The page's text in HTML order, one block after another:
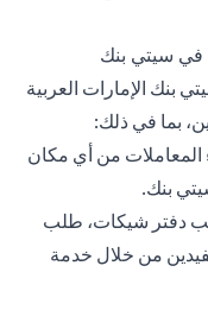
في سيتي بنك
بنك الإمارات العربية
بما في ذلك:
المعاملات من أي مكان
بنك.
دفتر شيكات، طلب
من خلال خدمة